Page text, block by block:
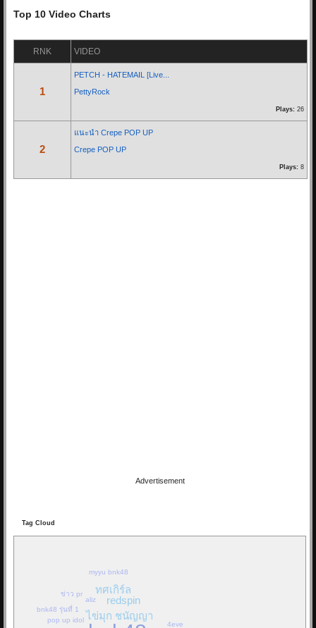
Re: ฟ้าหลังฝน - Nine...
OoHmusic
เธอจะคิดถึงฉันบ้างไหมคนดี
Re: วินาที Stang BNK48
25/11/18 08:21:12
Top 10 Video Charts
RNK VIDEO
1
PETCH - HATEMAIL [Live...
PettyRock
Plays: 26
2
แนะนำ Crepe POP UP
Crepe POP UP
Plays: 8
Advertisement
Tag Cloud
ไข่มุก ชนัญญา
redspin
ทศเกิร์ล
myyu bnk48
ข่าว pr
pop up idol
4eve
aliz
bnk48 รุ่นที่ 1